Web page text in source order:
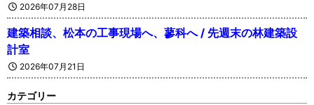
2026年07月28日
建築相談、松本の工事現場へ、蓼科へ / 先週末の林建築設
計室
2026年07月21日
カテゴリー